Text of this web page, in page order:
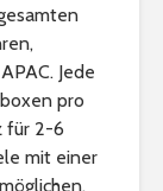
Jede
pro
für 2-6
mit einer